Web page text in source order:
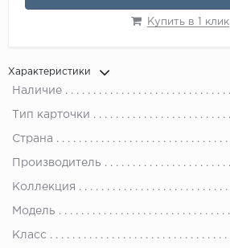
Купить в 1 клик
Характеристики
Наличие
Тип карточки
Страна
Производитель
Коллекция
Модель
Класс